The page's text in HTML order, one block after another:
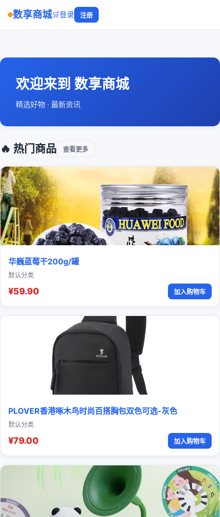
数享商城🛒登录 注册
欢迎来到 数享商城
精选好物 · 最新资讯
🔥 热门商品 查看更多
华巍蓝莓干200g/罐
默认分类
¥59.90 加入购物车
PLOVER香港啄木鸟时尚百搭胸包双色可选-灰色
默认分类
¥79.00 加入购物车